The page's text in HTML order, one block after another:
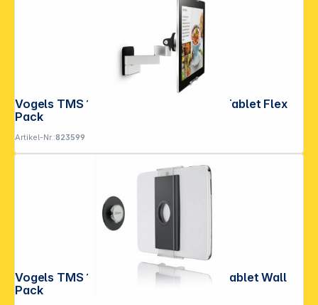
Vogels TMS 1030 RingO Universeller Tablet Flex
Pack
Artikel-Nr.:823599
Vogels TMS 1010 RingO Universeller Tablet Wall
Pack
Alle Preise exkl. gesetzl. Mehrwertsteuer zzgl.
Versandkosten